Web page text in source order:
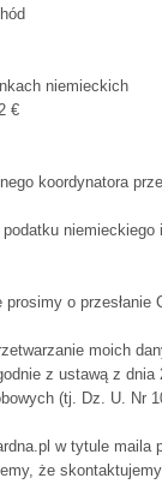
niemieckich
€
koordynatora
niemieckiego
o przesłanie
moich
z ustawą z dnia
(tj. Dz. U. Nr
w tytule maila
że